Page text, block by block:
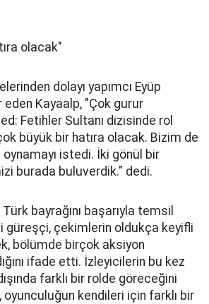
olacak"
dolayı yapımcı Eyüp
Kayaalp, "Çok gurur
Fetihler Sultanı dizisinde rol
büyük bir hatıra olacak. Bizim de
istedi. İki gönül bir
burada buluverdik." dedi.
bayrağını başarıyla temsil
güreşçi, çekimlerin oldukça keyifli
bölümde birçok aksiyon
ifade etti. İzleyicilerin bu kez
farklı bir rolde göreceğini
oyunculuğun kendileri için farklı bir